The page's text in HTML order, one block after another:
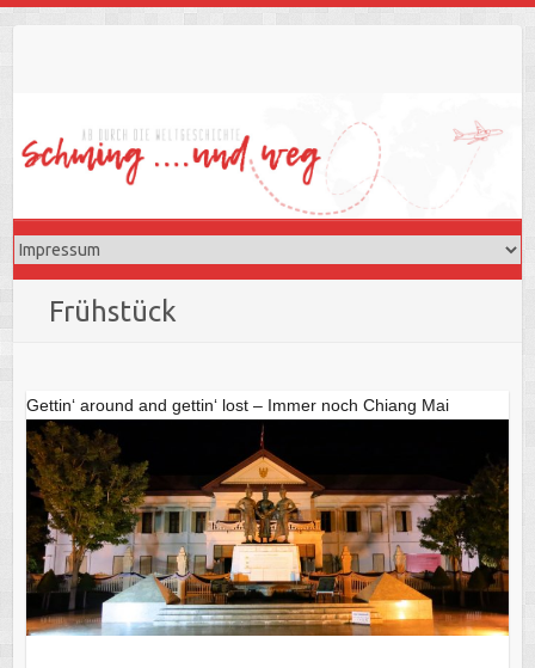
Frühstück
Gettin‘ around and gettin‘ lost – Immer noch Chiang Mai